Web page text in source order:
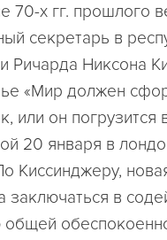
70-х гг. прошлого
секретарь в
Ричарда Никсона
«Мир должен
или он погрузится
20 января в
Киссинджеру,
в